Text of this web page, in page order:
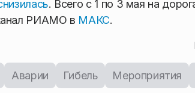
. Всего с 1 по 3 мая на
РИАМО в МАКС.
Аварии Гибель Мероприятия